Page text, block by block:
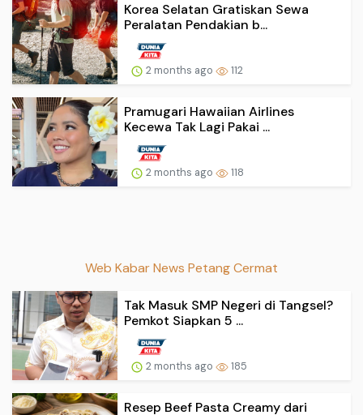
Korea Selatan Gratiskan Sewa
Peralatan Pendakian b...
2 months ago 112
Pramugari Hawaiian Airlines
Kecewa Tak Lagi Pakai ...
2 months ago 118
Web Kabar News Petang Cermat
Tak Masuk SMP Negeri di Tangsel?
Pemkot Siapkan 5 ...
2 months ago 185
Resep Beef Pasta Creamy dari